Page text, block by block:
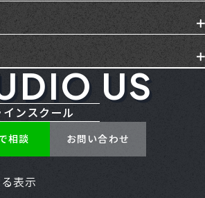
副業
集スクール 撮影
講座
Audition
Final Cut Pro
Illustrator
Photoshop
Premiere
お仕事
その他
パソコン
口コミ 必見
案件獲得
CXL ENG
Gemini
MacBook Neo
YouTube
アートボード
ーション
アルファチャンネル
フィックス
US
ンスクール
相談 お問い合わせ
表示